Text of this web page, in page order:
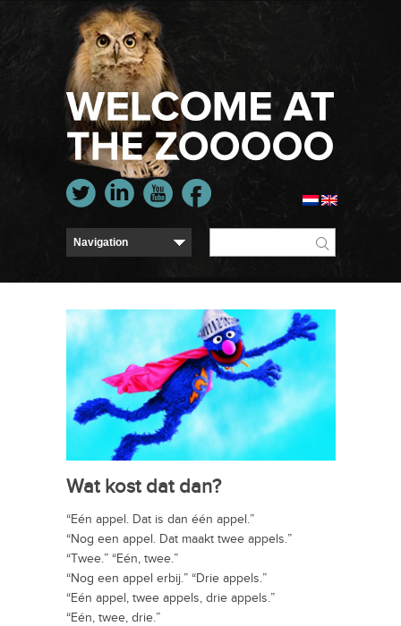
Wat kost dat dan?
“Eén appel. Dat is dan één appel.”
“Nog een appel. Dat maakt twee appels.”
“Twee.” “Eén, twee.”
“Nog een appel erbij.” “Drie appels.”
“Eén appel, twee appels, drie appels.”
“Eén, twee, drie.”